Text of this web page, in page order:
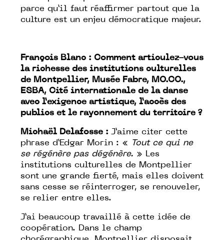
parce qu’il faut réaffirmer partout que la
culture est un enjeu démocratique majeur.
François Blanc : Comment articulez-vous
la richesse des institutions culturelles
de Montpellier, Musée Fabre, MO.CO.,
ESBA, Cité internationale de la danse
avec l’exigence artistique, l’accès des
publics et le rayonnement du territoire ?
Michaël Delafosse : J’aime citer cette
phrase d’Edgar Morin : «
Tout ce qui ne
se régénère pas dégénère. » Les
institutions culturelles de Montpellier
sont une grande fierté, mais elles doivent
sans cesse se réinterroger, se renouveler,
se relier entre elles.
J’ai beaucoup travaillé à cette idée de
coopération. Dans le champ